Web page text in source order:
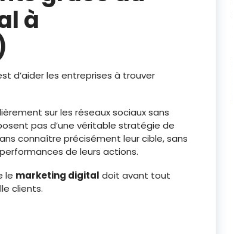
à
d’aider les entreprises à trouver
sur les réseaux sociaux sans
pas d’une véritable stratégie de
connaître précisément leur cible, sans
de leurs actions.
le marketing digital doit avant tout
clients.